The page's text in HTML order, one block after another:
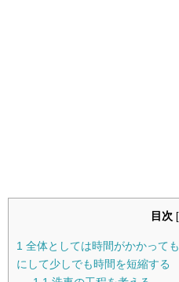
目次 [
1 全体としては時間がかかって
にして少しでも時間を短縮する